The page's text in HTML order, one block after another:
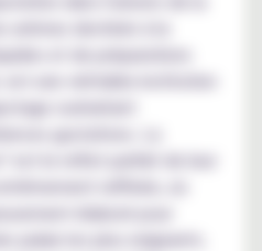
arômes destinés à la
et de préparations
est une véritable institution
souhaitant
gustatives. La
est le reflet parfait de leur
raffinée, où
élaboré pour
palais les plus exigeants.